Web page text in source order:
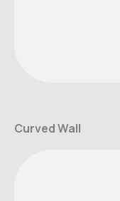
Curved Wall